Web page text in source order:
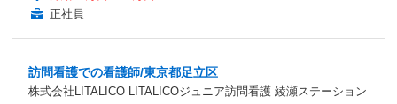
正社員
訪問看護での看護師/東京都足立区
株式会社LITALICO LITALICOジュニア訪問看護 綾瀬ステーション